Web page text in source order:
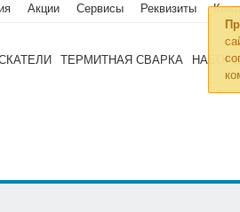
Акции Сервисы Реквизиты
ТЕРМИТНАЯ СВАРКА